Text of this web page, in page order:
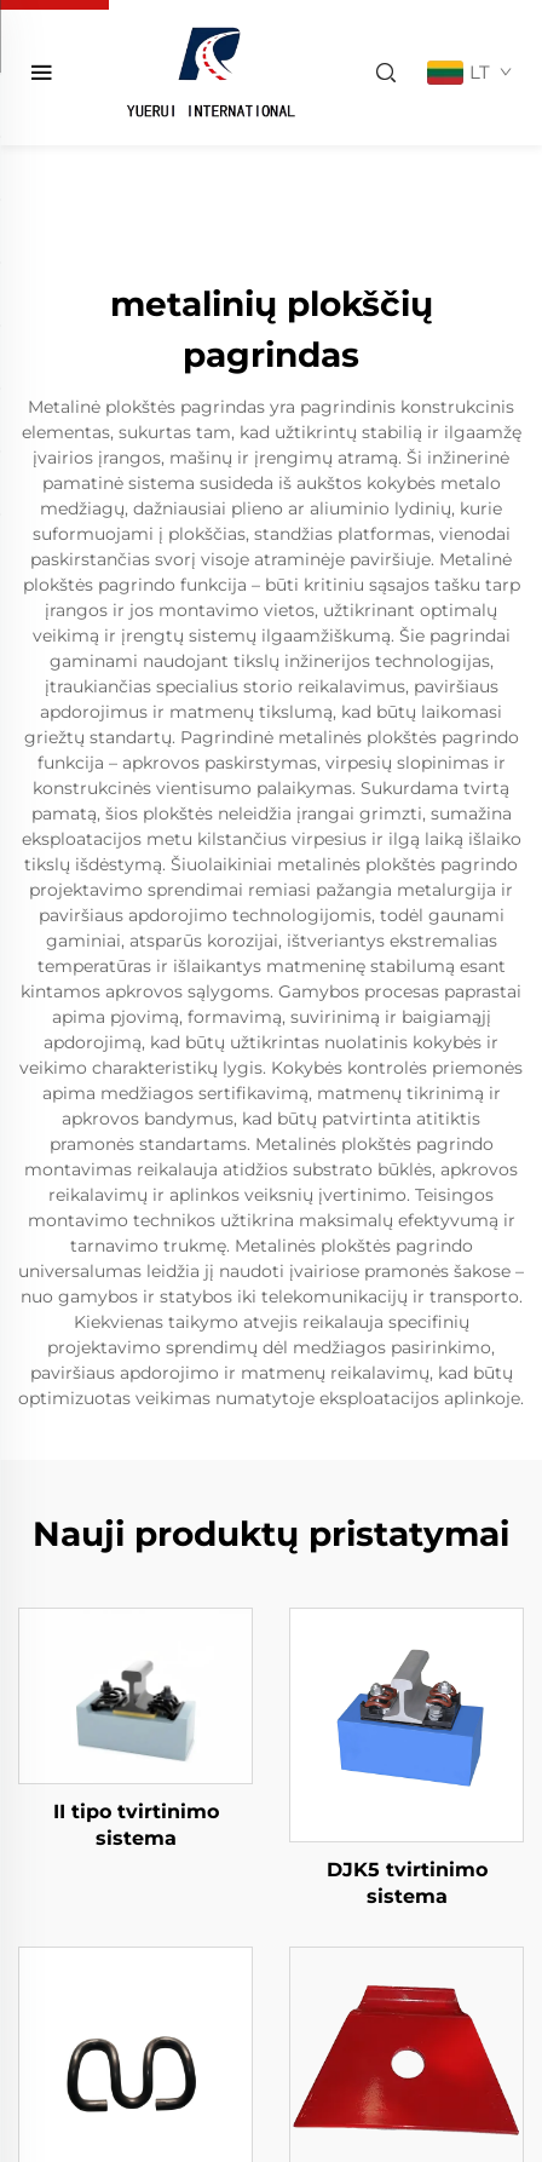
LT
metalinių plokščių
pagrindas
Metalinė plokštės pagrindas yra pagrindinis konstrukcinis
elementas, sukurtas tam, kad užtikrintų stabilią ir ilgaamžę
įvairios įrangos, mašinų ir įrengimų atramą. Ši inžinerinė
pamatinė sistema susideda iš aukštos kokybės metalo
medžiagų, dažniausiai plieno ar aliuminio lydinių, kurie
suformuojami į plokščias, standžias platformas, vienodai
paskirstančias svorį visoje atraminėje paviršiuje. Metalinė
plokštės pagrindo funkcija – būti kritiniu sąsajos tašku tarp
įrangos ir jos montavimo vietos, užtikrinant optimalų
veikimą ir įrengtų sistemų ilgaamžiškumą. Šie pagrindai
gaminami naudojant tikslų inžinerijos technologijas,
įtraukiančias specialius storio reikalavimus, paviršiaus
apdorojimus ir matmenų tikslumą, kad būtų laikomasi
griežtų standartų. Pagrindinė metalinės plokštės pagrindo
funkcija – apkrovos paskirstymas, virpesių slopinimas ir
konstrukcinės vientisumo palaikymas. Sukurdama tvirtą
pamatą, šios plokštės neleidžia įrangai grimzti, sumažina
eksploatacijos metu kilstančius virpesius ir ilgą laiką išlaiko
tikslų išdėstymą. Šiuolaikiniai metalinės plokštės pagrindo
projektavimo sprendimai remiasi pažangia metalurgija ir
paviršiaus apdorojimo technologijomis, todėl gaunami
gaminiai, atsparūs korozijai, ištveriantys ekstremalias
temperatūras ir išlaikantys matmeninę stabilumą esant
kintamos apkrovos sąlygoms. Gamybos procesas paprastai
apima pjovimą, formavimą, suvirinimą ir baigiamąjį
apdorojimą, kad būtų užtikrintas nuolatinis kokybės ir
veikimo charakteristikų lygis. Kokybės kontrolės priemonės
apima medžiagos sertifikavimą, matmenų tikrinimą ir
apkrovos bandymus, kad būtų patvirtinta atitiktis
pramonės standartams. Metalinės plokštės pagrindo
montavimas reikalauja atidžios substrato būklės, apkrovos
reikalavimų ir aplinkos veiksnių įvertinimo. Teisingos
montavimo technikos užtikrina maksimalų efektyvumą ir
tarnavimo trukmę. Metalinės plokštės pagrindo
universalumas leidžia jį naudoti įvairiose pramonės šakose –
nuo gamybos ir statybos iki telekomunikacijų ir transporto.
Kiekvienas taikymo atvejis reikalauja specifinių
projektavimo sprendimų dėl medžiagos pasirinkimo,
paviršiaus apdorojimo ir matmenų reikalavimų, kad būtų
optimizuotas veikimas numatytoje eksploatacijos aplinkoje.
Nauji produktų pristatymai
II tipo tvirtinimo
sistema
DJK5 tvirtinimo
sistema